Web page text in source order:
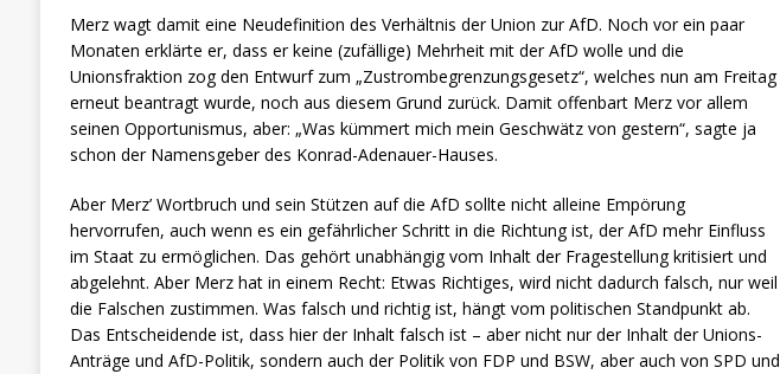
Merz wagt damit eine Neudefinition des Verhältnis der Union zur AfD. Noch vor ein paar
Monaten erklärte er, dass er keine (zufällige) Mehrheit mit der AfD wolle und die
Unionsfraktion zog den Entwurf zum „Zustrombegrenzungsgesetz“, welches nun am Freitag
erneut beantragt wurde, noch aus diesem Grund zurück. Damit offenbart Merz vor allem
seinen Opportunismus, aber: „Was kümmert mich mein Geschwätz von gestern“, sagte ja
schon der Namensgeber des Konrad-Adenauer-Hauses.
Aber Merz’ Wortbruch und sein Stützen auf die AfD sollte nicht alleine Empörung
hervorrufen, auch wenn es ein gefährlicher Schritt in die Richtung ist, der AfD mehr Einfluss
im Staat zu ermöglichen. Das gehört unabhängig vom Inhalt der Fragestellung kritisiert und
abgelehnt. Aber Merz hat in einem Recht: Etwas Richtiges, wird nicht dadurch falsch, nur weil
die Falschen zustimmen. Was falsch und richtig ist, hängt vom politischen Standpunkt ab.
Das Entscheidende ist, dass hier der Inhalt falsch ist – aber nicht nur der Inhalt der Unions-
Anträge und AfD-Politik, sondern auch der Politik von FDP und BSW, aber auch von SPD und